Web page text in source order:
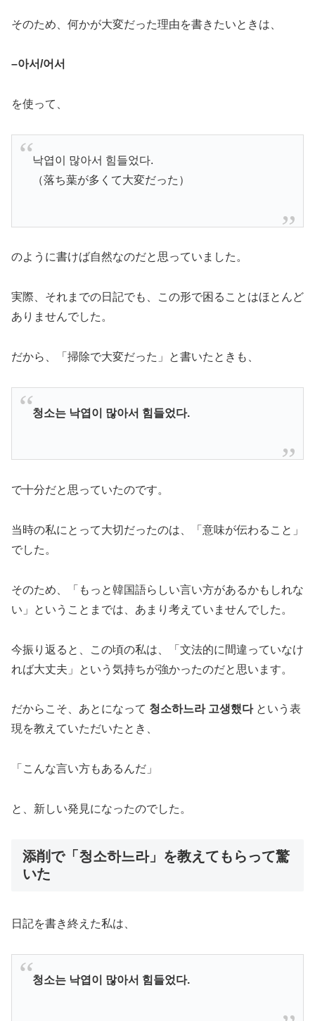
そのため、何かが大変だった理由を書きたいときは、
–아서/어서
を使って、
낙엽이 많아서 힘들었다.
（落ち葉が多くて大変だった）
のように書けば自然なのだと思っていました。
実際、それまでの日記でも、この形で困ることはほとんど
ありませんでした。
だから、「掃除で大変だった」と書いたときも、
청소는 낙엽이 많아서 힘들었다.
で十分だと思っていたのです。
当時の私にとって大切だったのは、「意味が伝わること」
でした。
そのため、「もっと韓国語らしい言い方があるかもしれな
い」ということまでは、あまり考えていませんでした。
今振り返ると、この頃の私は、「文法的に間違っていなけ
れば大丈夫」という気持ちが強かったのだと思います。
だからこそ、あとになって 청소하느라 고생했다という表
現を教えていただいたとき、
「こんな言い方もあるんだ」
と、新しい発見になったのでした。
添削で「청소하느라」を教えてもらって驚
いた
日記を書き終えた私は、
청소는 낙엽이 많아서 힘들었다.